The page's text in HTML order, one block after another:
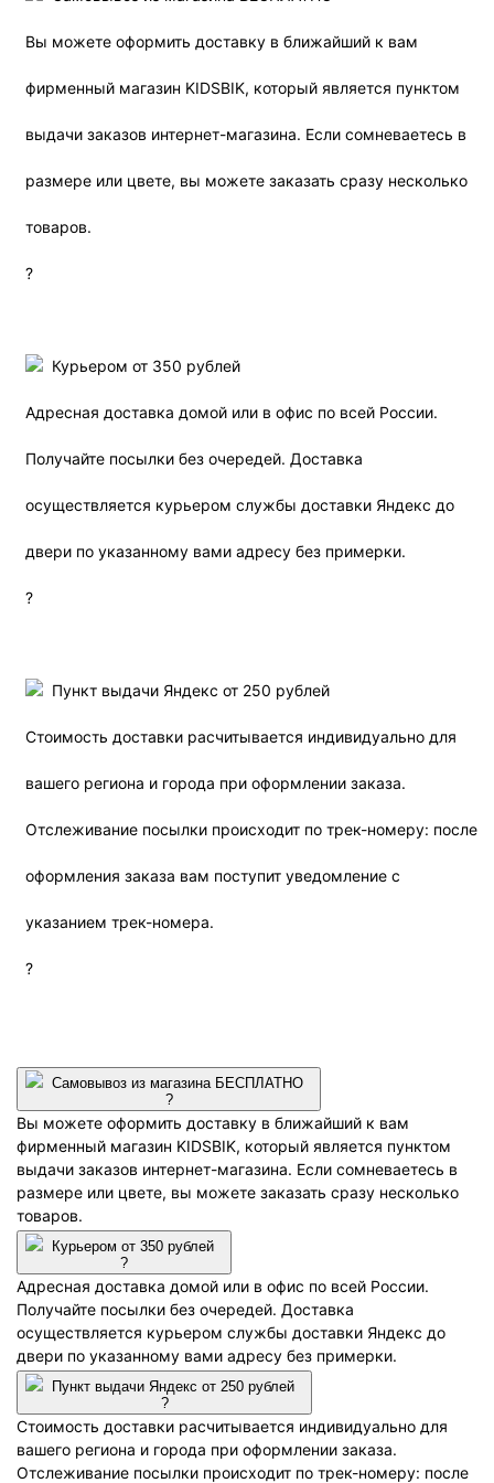
Вы можете оформить доставку в ближайший к вам
фирменный магазин KIDSBIK, который является пунктом
выдачи заказов интернет-магазина. Если сомневаетесь в
размере или цвете, вы можете заказать сразу несколько
товаров.
?
Курьером от 350 рублей
Адресная доставка домой или в офис по всей России.
Получайте посылки без очередей. Доставка
осуществляется курьером службы доставки Яндекс до
двери по указанному вами адресу без примерки.
?
Пункт выдачи Яндекс от 250 рублей
Стоимость доставки расчитывается индивидуально для
вашего региона и города при оформлении заказа.
Отслеживание посылки происходит по трек-номеру: после
оформления заказа вам поступит уведомление с
указанием трек-номера.
?
Самовывоз из магазина БЕСПЛАТНО
?
Вы можете оформить доставку в ближайший к вам
фирменный магазин KIDSBIK, который является пунктом
выдачи заказов интернет-магазина. Если сомневаетесь в
размере или цвете, вы можете заказать сразу несколько
товаров.
Курьером от 350 рублей
?
Адресная доставка домой или в офис по всей России.
Получайте посылки без очередей. Доставка
осуществляется курьером службы доставки Яндекс до
двери по указанному вами адресу без примерки.
Пункт выдачи Яндекс от 250 рублей
?
Стоимость доставки расчитывается индивидуально для
вашего региона и города при оформлении заказа.
Отслеживание посылки происходит по трек-номеру: после